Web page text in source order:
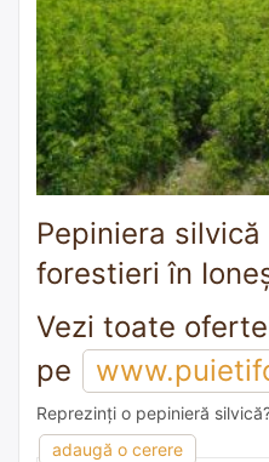
Pepiniera
forestieri în
Vezi toate
pe
Reprezinți o pepinieră
adaugă o cerere
adaugă o recomandare